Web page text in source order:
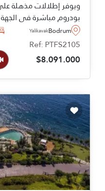
ويوفر إطلالات مذهلة على
بودروم مباشرة في
فيلات فاخرة تتراوح
نوم.
Bodrum
Yalikavak
Ref: PTFS2105
$8.091.000
Recommended